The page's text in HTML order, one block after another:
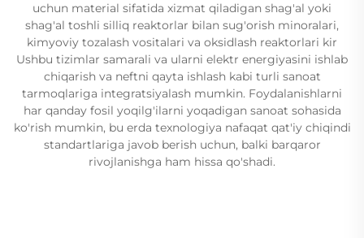
uchun material sifatida xizmat qiladigan shag'al yoki
shag'al toshli silliq reaktorlar bilan sug'orish minoralari,
kimyoviy tozalash vositalari va oksidlash reaktorlari kir
Ushbu tizimlar samarali va ularni elektr energiyasini ishlab
chiqarish va neftni qayta ishlash kabi turli sanoat
tarmoqlariga integratsiyalash mumkin. Foydalanishlarni
har qanday fosil yoqilg'ilarni yoqadigan sanoat sohasida
ko'rish mumkin, bu erda texnologiya nafaqat qat'iy chiqindi
standartlariga javob berish uchun, balki barqaror
rivojlanishga ham hissa qo'shadi.